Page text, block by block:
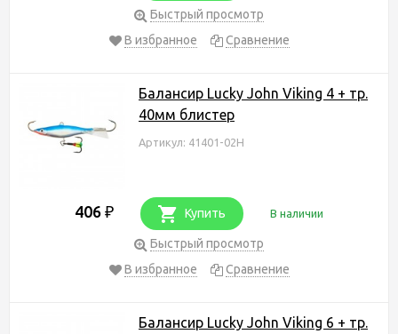
Быстрый просмотр
В избранное
Сравнение
Балансир Lucky John Viking 4 + тр.
40мм блистер
Артикул: 41401-02H
406 ₽ Купить В наличии
Быстрый просмотр
В избранное
Сравнение
Балансир Lucky John Viking 6 + тр.